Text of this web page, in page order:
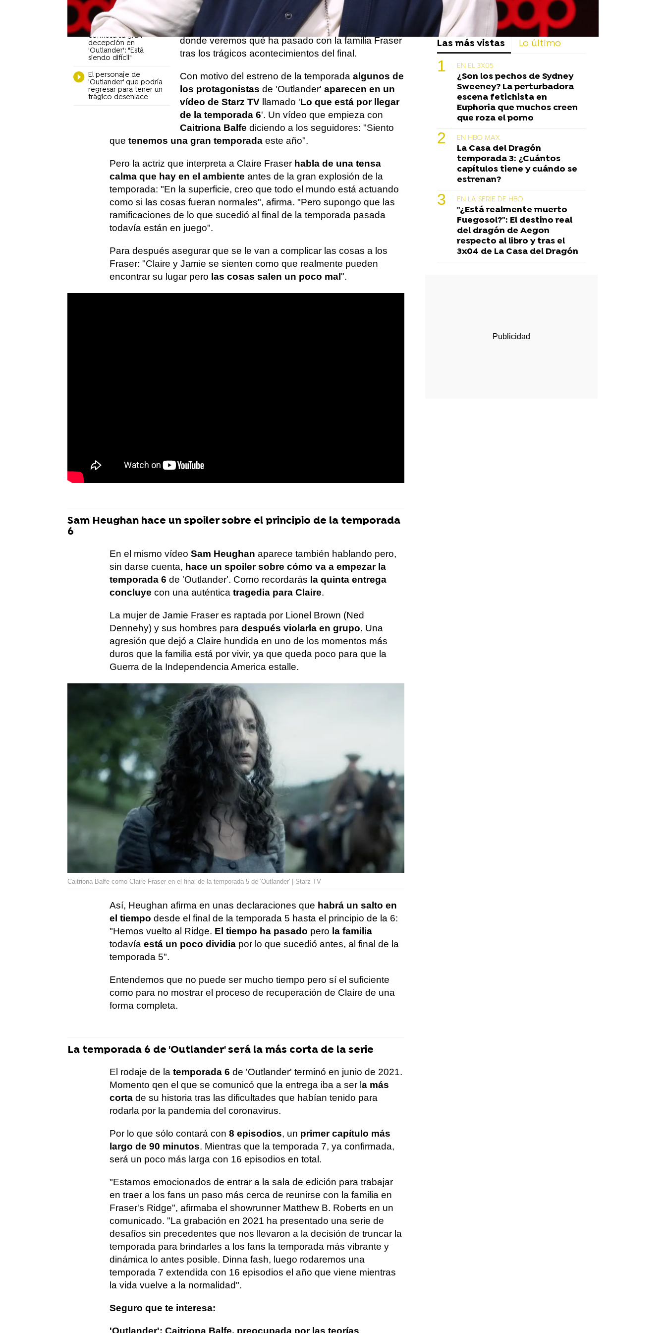
Sam Heughan como
Jamie
Caitriona Balfe
confiesa su gran
decepción en
'Outlander': "Está
siendo difícil"
El personaje de
'Outlander' que podría
regresar para tener un
trágico desenlace
Pero, después de tanta espera y expectación, por
finllega la nueva entrega el próximo 6 de marzo
donde veremos qué ha pasado con la familia Fraser
tras los trágicos acontecimientos del final.
Con motivo del estreno de la temporada algunos de
los protagonistas de 'Outlander' aparecen en un
vídeo de Starz TVllamado 'Lo que está por llegar
de la temporada 6'. Un vídeo que empieza con
Caitriona Balfe diciendo a los seguidores: "Siento
que tenemos una gran temporada este año".
Pero la actriz que interpreta a Claire Fraser habla de una tensa
calma que hay en el ambiente antes de la gran explosión de la
temporada: "En la superficie, creo que todo el mundo está actuando
como si las cosas fueran normales", afirma. "Pero supongo que las
ramificaciones de lo que sucedió al final de la temporada pasada
todavía están en juego".
Para después asegurar que se le van a complicar las cosas a los
Fraser: "Claire y Jamie se sienten como que realmente pueden
encontrar su lugar pero las cosas salen un poco mal ".
Sam Heughan hace un spoiler sobre el principio de la temporada
6
En el mismo vídeo Sam Heughan aparece también hablando pero,
sin darse cuenta, hace un spoiler sobre cómo va a empezar la
temporada 6 de 'Outlander'. Como recordarás la quinta entrega
concluye con una auténtica tragedia para Claire.
La mujer de Jamie Fraser es raptada por Lionel Brown (Ned
Dennehy) y sus hombres para después violarla en grupo. Una
agresión que dejó a Claire hundida en uno de los momentos más
duros que la familia está por vivir, ya que queda poco para que la
Guerra de la Independencia America estalle.
Caitriona Balfe como Claire Fraser en el final de la temporada 5 de 'Outlander' | Starz TV
Así, Heughan afirma en unas declaraciones que habrá un salto en
el tiempo desde el final de la temporada 5 hasta el principio de la 6:
"Hemos vuelto al Ridge. El tiempo ha pasado pero la familia
todavía está un poco dividia por lo que sucedió antes, al final de la
temporada 5".
Entendemos que no puede ser mucho tiempo pero sí el suficiente
como para no mostrar el proceso de recuperación de Claire de una
forma completa.
La temporada 6 de 'Outlander' será la más corta de la serie
El rodaje de la temporada 6 de 'Outlander' terminó en junio de 2021.
Momento qen el que se comunicó que la entrega iba a ser l a más
corta de su historia tras las dificultades que habían tenido para
rodarla por la pandemia del coronavirus.
Por lo que sólo contará con 8 episodios, un primer capítulo más
largo de 90 minutos. Mientras que la temporada 7, ya confirmada,
será un poco más larga con 16 episodios en total.
"Estamos emocionados de entrar a la sala de edición para trabajar
en traer a los fans un paso más cerca de reunirse con la familia en
Fraser's Ridge", afirmaba el showrunner Matthew B. Roberts en un
comunicado. "La grabación en 2021 ha presentado una serie de
desafíos sin precedentes que nos llevaron a la decisión de truncar la
temporada para brindarles a los fans la temporada más vibrante y
dinámica lo antes posible. Dinna fash, luego rodaremos una
temporada 7 extendida con 16 episodios el año que viene mientras
la vida vuelve a la normalidad".
Seguro que te interesa:
'Outlander': Caitriona Balfe, preocupada por las teorías
Las más vistas Lo último
EN EL 3X05
¿Son los pechos de Sydney
Sweeney? La perturbadora
escena fetichista en
Euphoria que muchos creen
que roza el porno
EN HBO MAX
La Casa del Dragón
temporada 3: ¿Cuántos
capítulos tiene y cuándo se
estrenan?
EN LA SERIE DE HBO
"¿Está realmente muerto
Fuegosol?": El destino real
del dragón de Aegon
respecto al libro y tras el
3x04 de La Casa del Dragón